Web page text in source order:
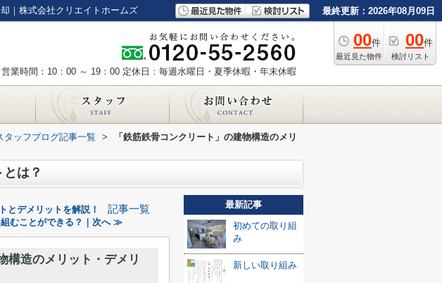
｜株式会社クリエイトホームズ 最終更新：2026年08月09日
00件
最近見た物件
00件
検討リスト
営業時間：10：00 ～ 19：00 定休日：毎週水曜日・夏季休暇・年末休暇
タッフブログ記事一覧 >
「鉄筋鉄骨コンクリート」の建物構造のメリ
は？
とデメリットを解説！ 記事一覧
組むことができる？｜次へ ≫
構造のメリット・デメリ
最新記事
初めての取り組
み
新しい取り組み